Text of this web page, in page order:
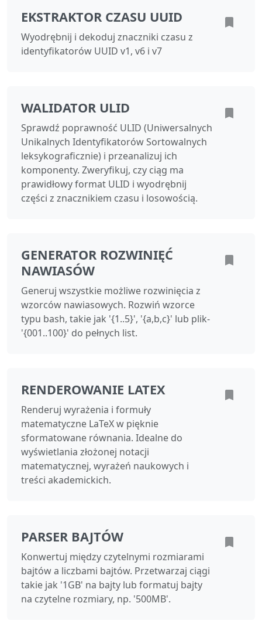
EKSTRAKTOR CZASU UUID
Wyodrębnij i dekoduj znaczniki czasu z
identyfikatorów UUID v1, v6 i v7
WALIDATOR ULID
Sprawdź poprawność ULID (Uniwersalnych
Unikalnych Identyfikatorów Sortowalnych
leksykograficznie) i przeanalizuj ich
komponenty. Zweryfikuj, czy ciąg ma
prawidłowy format ULID i wyodrębnij
części z znacznikiem czasu i losowością.
GENERATOR ROZWINIĘĆ
NAWIASÓW
Generuj wszystkie możliwe rozwinięcia z
wzorców nawiasowych. Rozwiń wzorce
typu bash, takie jak '{1..5}', '{a,b,c}' lub plik-
'{001..100}' do pełnych list.
RENDEROWANIE LATEX
Renderuj wyrażenia i formuły
matematyczne LaTeX w pięknie
sformatowane równania. Idealne do
wyświetlania złożonej notacji
matematycznej, wyrażeń naukowych i
treści akademickich.
PARSER BAJTÓW
Konwertuj między czytelnymi rozmiarami
bajtów a liczbami bajtów. Przetwarzaj ciągi
takie jak '1GB' na bajty lub formatuj bajty
na czytelne rozmiary, np. '500MB'.